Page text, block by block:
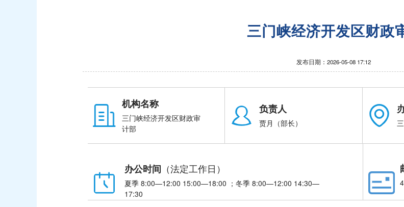
三门峡经济开发区财政
发布日期：2026-05-08 17:12
机构名称
三门峡经济开发区财政审
计部
负责人
贾月（部长）
办公时间 （法定工作日）
夏季 8:00—12:00 15:00—18:00 ；冬季 8:00—12:00 14:30—
17:30